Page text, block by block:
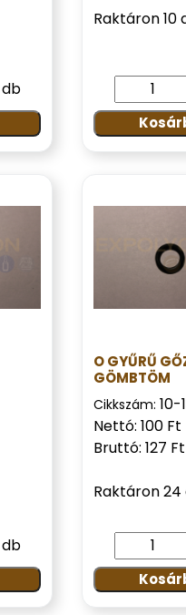
db
Raktáron 10
db
O GYŰRŰ
GÖMBTÖM
Cikkszám: 10-
Nettó: 100 Ft
Bruttó: 127 Ft
Raktáron 24